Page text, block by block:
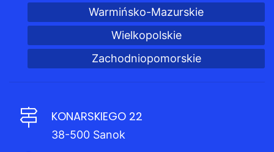
Warmińsko-Mazurskie
Wielkopolskie
Zachodniopomorskie
KONARSKIEGO 22
38-500 Sanok